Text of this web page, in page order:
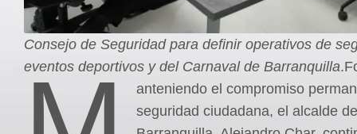
Consejo de Seguridad para definir operativos de
eventos deportivos y del Carnaval de Barranquilla
anteniendo el compromiso
seguridad ciudadana, el alcalde